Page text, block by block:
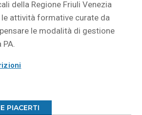
della Regione Friuli Venezia
le attività formative curate da
le modalità di gestione
PIACERTI